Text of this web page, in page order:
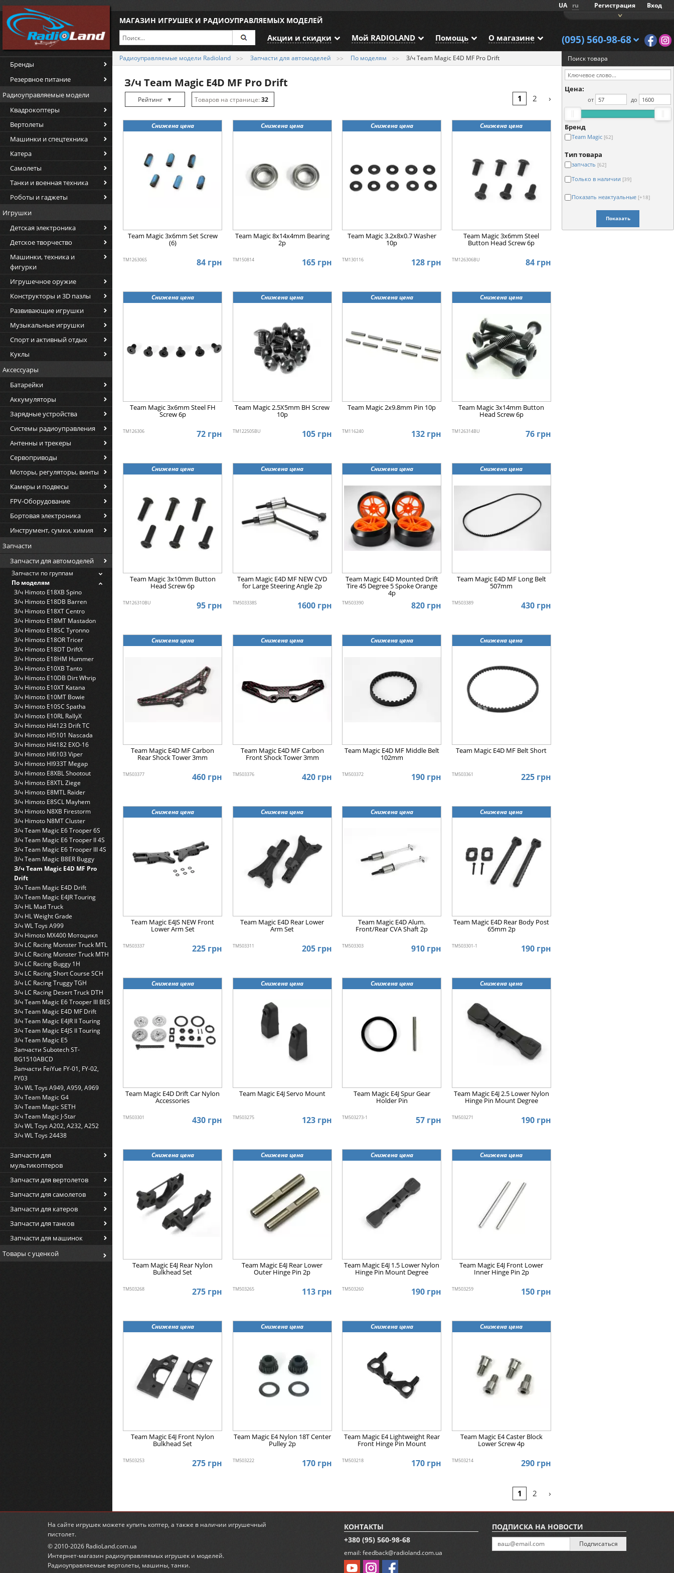
UA ru Регистрация Вход
МАГАЗИН ИГРУШЕК И РАДИОУПРАВЛЯЕМЫХ МОДЕЛЕЙ
Акции и скидки Мой RADIOLAND Помощь О магазине (095) 560-98-68
Бренды
Резервное питание
Радиоуправляемые модели
Квадрокоптеры
Вертолеты
Машинки и спецтехника
Катера
Самолеты
Танки и военная техника
Роботы и гаджеты
Игрушки
Детская электроника
Детское творчество
Машинки, техника и
фигурки
Игрушечное оружие
Конструкторы и 3D пазлы
Развивающие игрушки
Музыкальные игрушки
Спорт и активный отдых
Куклы
Аксессуары
Батарейки
Аккумуляторы
Зарядные устройства
Системы радиоуправления
Антенны и трекеры
Сервоприводы
Моторы, регуляторы, винты
Камеры и подвесы
FPV-Оборудование
Бортовая электроника
Инструмент, сумки, химия
Запчасти
Запчасти для автомоделей
Запчасти по группам
По моделям
З/ч Himoto E18XB Spino
З/ч Himoto E18DB Barren
З/ч Himoto E18XT Centro
З/ч Himoto E18MT Mastadon
З/ч Himoto E18SC Tyronno
З/ч Himoto E18OR Tricer
З/ч Himoto E18DT DriftX
З/ч Himoto E18HM Hummer
З/ч Himoto E10XB Tanto
З/ч Himoto E10DB Dirt Whrip
З/ч Himoto E10XT Katana
З/ч Himoto E10MT Bowie
З/ч Himoto E10SC Spatha
З/ч Himoto E10RL RallyX
З/ч Himoto HI4123 Drift TC
З/ч Himoto HI5101 Nascada
З/ч Himoto HI4182 EXO-16
З/ч Himoto HI6103 Viper
З/ч Himoto HI933T Megap
З/ч Himoto E8XBL Shootout
З/ч Himoto E8XTL Ziege
З/ч Himoto E8MTL Raider
З/ч Himoto E8SCL Mayhem
З/ч Himoto N8XB Firestorm
З/ч Himoto N8MT Cluster
З/ч Team Magic E6 Trooper 6S
З/ч Team Magic E6 Trooper II 4S
З/ч Team Magic E6 Trooper III 4S
З/ч Team Magic B8ER Buggy
З/ч Team Magic E4D MF Pro
Drift
З/ч Team Magic E4D Drift
З/ч Team Magic E4JR Touring
З/ч HL Mad Truck
З/ч HL Weight Grade
З/ч WL Toys A999
З/ч Himoto MX400 Мотоцикл
З/ч LC Racing Monster Truck MTL
З/ч LC Racing Monster Truck MTH
З/ч LC Racing Buggy 1H
З/ч LC Racing Short Course SCH
З/ч LC Racing Truggy TGH
З/ч LC Racing Desert Truck DTH
З/ч Team Magic E6 Trooper III BES
З/ч Team Magic E4D MF Drift
З/ч Team Magic E4JR II Touring
З/ч Team Magic E4JS II Touring
З/ч Team Magic E5
Запчасти Subotech ST-
BG1510ABCD
Запчасти FeiYue FY-01, FY-02,
FY03
З/ч WL Toys A949, A959, A969
З/ч Team Magic G4
З/ч Team Magic SETH
З/ч Team Magic J-Star
З/ч WL Toys A202, A232, A252
З/ч WL Toys 24438
Запчасти для
мультикоптеров
Запчасти для вертолетов
Запчасти для самолетов
Запчасти для катеров
Запчасти для танков
Запчасти для машинок
Товары с уценкой
Радиоуправляемые модели Radioland Запчасти для автомоделей По моделям З/ч Team Magic E4D MF Pro Drift
З/ч Team Magic E4D MF Pro Drift
Рейтинг
▼
Дата ▲
Цена
▲
Цена
32
128
1 2 ›
Снижена цена
Team Magic 3x6mm Set Screw
(6)
TM126306S 84 грн
Снижена цена
Team Magic 8x14x4mm Bearing
2p
TM150814 165 грн
Снижена цена
Team Magic 3.2x8x0.7 Washer
10p
TM130116 128 грн
Снижена цена
Team Magic 3x6mm Steel
Button Head Screw 6p
TM126306BU 84 грн
Снижена цена
Team Magic 3x6mm Steel FH
Screw 6p
TM126306 72 грн
Снижена цена
Team Magic 2.5X5mm BH Screw
10p
TM122505BU 105 грн
Снижена цена
Team Magic 2x9.8mm Pin 10p
TM116240 132 грн
Снижена цена
Team Magic 3x14mm Button
Head Screw 6p
TM126314BU 76 грн
Снижена цена
Team Magic 3x10mm Button
Head Screw 6p
TM126310BU 95 грн
Снижена цена
Team Magic E4D MF NEW CVD
for Large Steering Angle 2p
TM503338S 1600 грн
Снижена цена
Team Magic E4D Mounted Drift
Tire 45 Degree 5 Spoke Orange
4p
TM503390 820 грн
Снижена цена
Team Magic E4D MF Long Belt
507mm
TM503389 430 грн
Снижена цена
Team Magic E4D MF Carbon
Rear Shock Tower 3mm
TM503377 460 грн
Снижена цена
Team Magic E4D MF Carbon
Front Shock Tower 3mm
TM503376 420 грн
Снижена цена
Team Magic E4D MF Middle Belt
102mm
TM503372 190 грн
Снижена цена
Team Magic E4D MF Belt Short
TM503361 225 грн
Снижена цена
Team Magic E4JS NEW Front
Lower Arm Set
TM503337 225 грн
Снижена цена
Team Magic E4D Rear Lower
Arm Set
TM503311 205 грн
Снижена цена
Team Magic E4D Alum.
Front/Rear CVA Shaft 2p
TM503303 910 грн
Снижена цена
Team Magic E4D Rear Body Post
65mm 2p
TM503301-1 190 грн
Снижена цена
Team Magic E4D Drift Car Nylon
Accessories
TM503301 430 грн
Снижена цена
Team Magic E4J Servo Mount
TM503275 123 грн
Снижена цена
Team Magic E4J Spur Gear
Holder Pin
TM503273-1 57 грн
Снижена цена
Team Magic E4J 2.5 Lower Nylon
Hinge Pin Mount Degree
TM503271 190 грн
Снижена цена
Team Magic E4J Rear Nylon
Bulkhead Set
TM503268 275 грн
Снижена цена
Team Magic E4J Rear Lower
Outer Hinge Pin 2p
TM503265 113 грн
Снижена цена
Team Magic E4J 1.5 Lower Nylon
Hinge Pin Mount Degree
TM503260 190 грн
Снижена цена
Team Magic E4J Front Lower
Inner Hinge Pin 2p
TM503259 150 грн
Снижена цена
Team Magic E4J Front Nylon
Bulkhead Set
TM503253 275 грн
Снижена цена
Team Magic E4 Nylon 18T Center
Pulley 2p
TM503222 170 грн
Снижена цена
Team Magic E4 Lightweight Rear
Front Hinge Pin Mount
TM503218 170 грн
Снижена цена
Team Magic E4 Caster Block
Lower Screw 4p
TM503214 290 грн
1 2 ›
Поиск товара
Цена:
от до
Бренд
Team Magic [62]
Тип товара
запчасть [62]
Только в наличии [39]
Показать неактуальные [+18]
Показать
На сайте игрушек можете купить коптер, а также в наличии игрушечный
пистолет.
© 2010-2026 RadioLand.com.ua
Интернет-магазин радиоуправляемых игрушек и моделей.
Радиоуправляемые вертолеты, машины, танки.
КОНТАКТЫ
+380 (95) 560-98-68
email:feedback@radioland.com.ua
ПОДПИСКА НА НОВОСТИ